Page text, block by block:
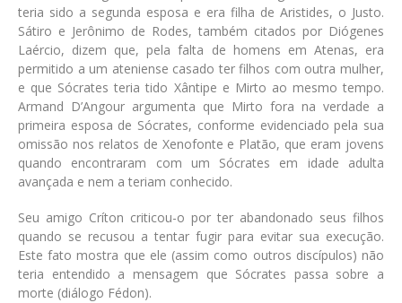
teria sido a segunda esposa e era filha de Aristides, o Justo.
Sátiro e Jerônimo de Rodes, também citados por Diógenes
Laércio, dizem que, pela falta de homens em Atenas, era
permitido a um ateniense casado ter filhos com outra mulher,
e que Sócrates teria tido Xântipe e Mirto ao mesmo tempo.
Armand D’Angour argumenta que Mirto fora na verdade a
primeira esposa de Sócrates, conforme evidenciado pela sua
omissão nos relatos de Xenofonte e Platão, que eram jovens
quando encontraram com um Sócrates em idade adulta
avançada e nem a teriam conhecido.
Seu amigo Críton criticou-o por ter abandonado seus filhos
quando se recusou a tentar fugir para evitar sua execução.
Este fato mostra que ele (assim como outros discípulos) não
teria entendido a mensagem que Sócrates passa sobre a
morte (diálogo Fédon).